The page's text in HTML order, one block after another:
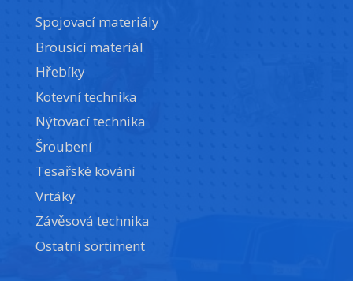
Spojovací materiály
Brousicí materiál
Hřebíky
Kotevní technika
Nýtovací technika
Šroubení
Tesařské kování
Vrtáky
Závěsová technika
Ostatní sortiment